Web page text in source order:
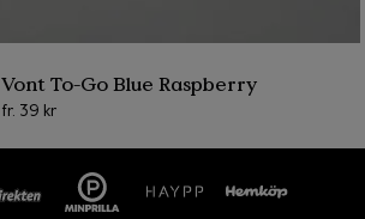
Vont To-Go Blue Raspberry
fr. 39 kr